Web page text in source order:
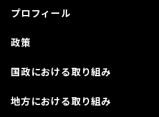
プロフィール
政策
国政における取り組み
地方における取り組み